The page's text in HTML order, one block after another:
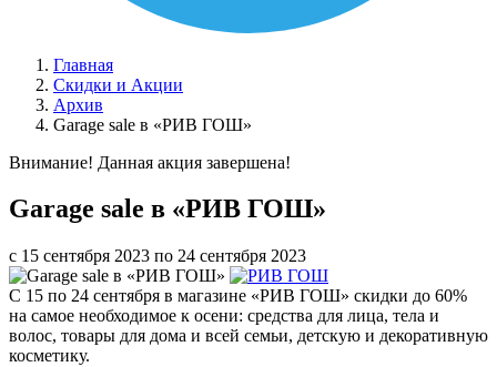
Главная
Скидки и Акции
Архив
Garage sale в «РИВ ГОШ»
Внимание! Данная акция завершена!
Garage sale в «РИВ ГОШ»
с 15 сентября 2023 по 24 сентября 2023
С 15 по 24 сентября в магазине «РИВ ГОШ» скидки до 60%
на самое необходимое к осени: средства для лица, тела и
волос, товары для дома и всей семьи, детскую и декоративную
косметику.